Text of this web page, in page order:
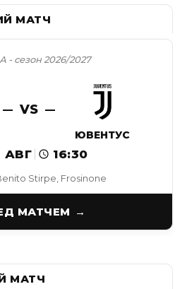
Stirpe, Frosinone
- сезон 2026/2027
VS
ЮВЕНТУС
АВГ 16:30
МАТЧЕМ